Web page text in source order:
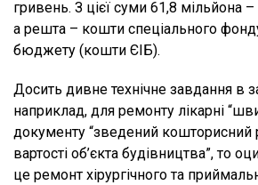
гривень. З цієї суми 61,8 мільйона
а решта – кошти спеціального
бюджету (кошти ЄІБ).
Досить дивне технічне завдання в
наприклад, для ремонту лікарні
документу “зведений кошторисний
вартості об’єкта будівництва”, то
це ремонт хірургічного та